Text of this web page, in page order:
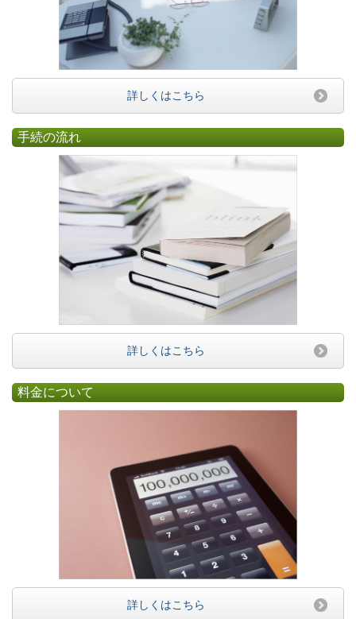
詳しくはこちら
手続の流れ
詳しくはこちら
料金について
詳しくはこちら